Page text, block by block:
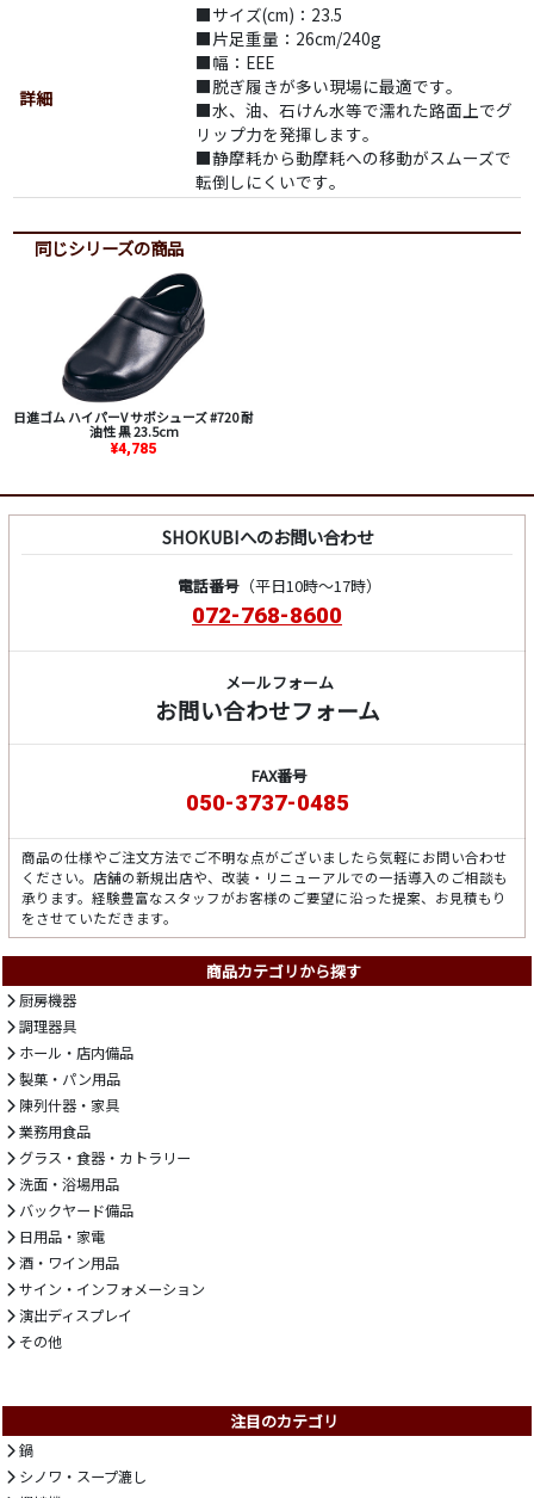
詳細
■サイズ(cm)：23.5
■片足重量：26cm/240g
■幅：EEE
■脱ぎ履きが多い現場に最適です｡
■水、油、石けん水等で濡れた路面上でグ
リップ力を発揮します｡
■静摩耗から動摩耗への移動がスムーズで
転倒しにくいです｡
同じシリーズの商品
日進ゴム ハイパーV サボシューズ #720 耐
油性 黒 23.5cm
¥4,785
SHOKUBIへのお問い合わせ
電話番号（平日10時～17時）
072-768-8600
メールフォーム
お問い合わせフォーム
FAX番号
050-3737-0485
商品の仕様やご注文方法でご不明な点がございましたら気軽にお問い合わせ
ください。店舗の新規出店や、改装・リニューアルでの一括導入のご相談も
承ります。経験豊富なスタッフがお客様のご要望に沿った提案、お見積もり
をさせていただきます。
商品カテゴリから探す
厨房機器
調理器具
ホール・店内備品
製菓・パン用品
陳列什器・家具
業務用食品
グラス・食器・カトラリー
洗面・浴場用品
バックヤード備品
日用品・家電
酒・ワイン用品
サイン・インフォメーション
演出ディスプレイ
その他
注目のカテゴリ
鍋
シノワ・スープ漉し